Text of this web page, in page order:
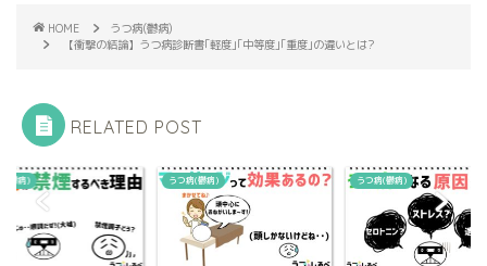
HOME
うつ病(鬱病)
【衝撃の結論】うつ病診断書｢軽度｣｢中等度｣｢重度｣の違いとは?
RELATED POST
(鬱病) うつ病(鬱病) うつ病(鬱病)